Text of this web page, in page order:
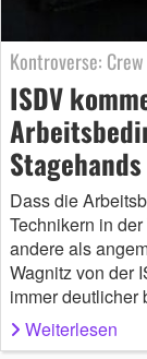
Kontroverse:
ISDV
Dass die
Technikern in
andere als
Wagnitz von der
immer deutlicher
Weiterlesen